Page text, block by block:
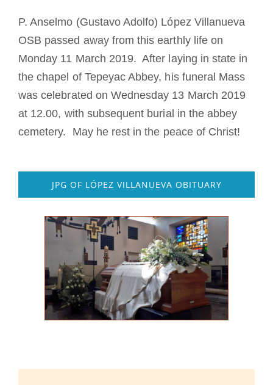
A medalha de São Bento
NEXUS
Arquivo OSB.org
P. Anselmo (Gustavo Adolfo) López Villanueva
OSB passed away from this earthly life on
Monday 11 March 2019. After laying in state in
the chapel of Tepeyac Abbey, his funeral Mass
was celebrated on Wednesday 13 March 2019
at 12.00, with subsequent burial in the abbey
cemetery. May he rest in the peace of Christ!
JPG OF LÓPEZ VILLANUEVA OBITUARY